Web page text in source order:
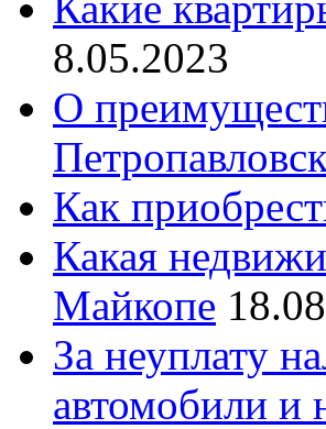
8.05.2023
О
Как
Какая
Майкопе
За неуплату
автомобили и